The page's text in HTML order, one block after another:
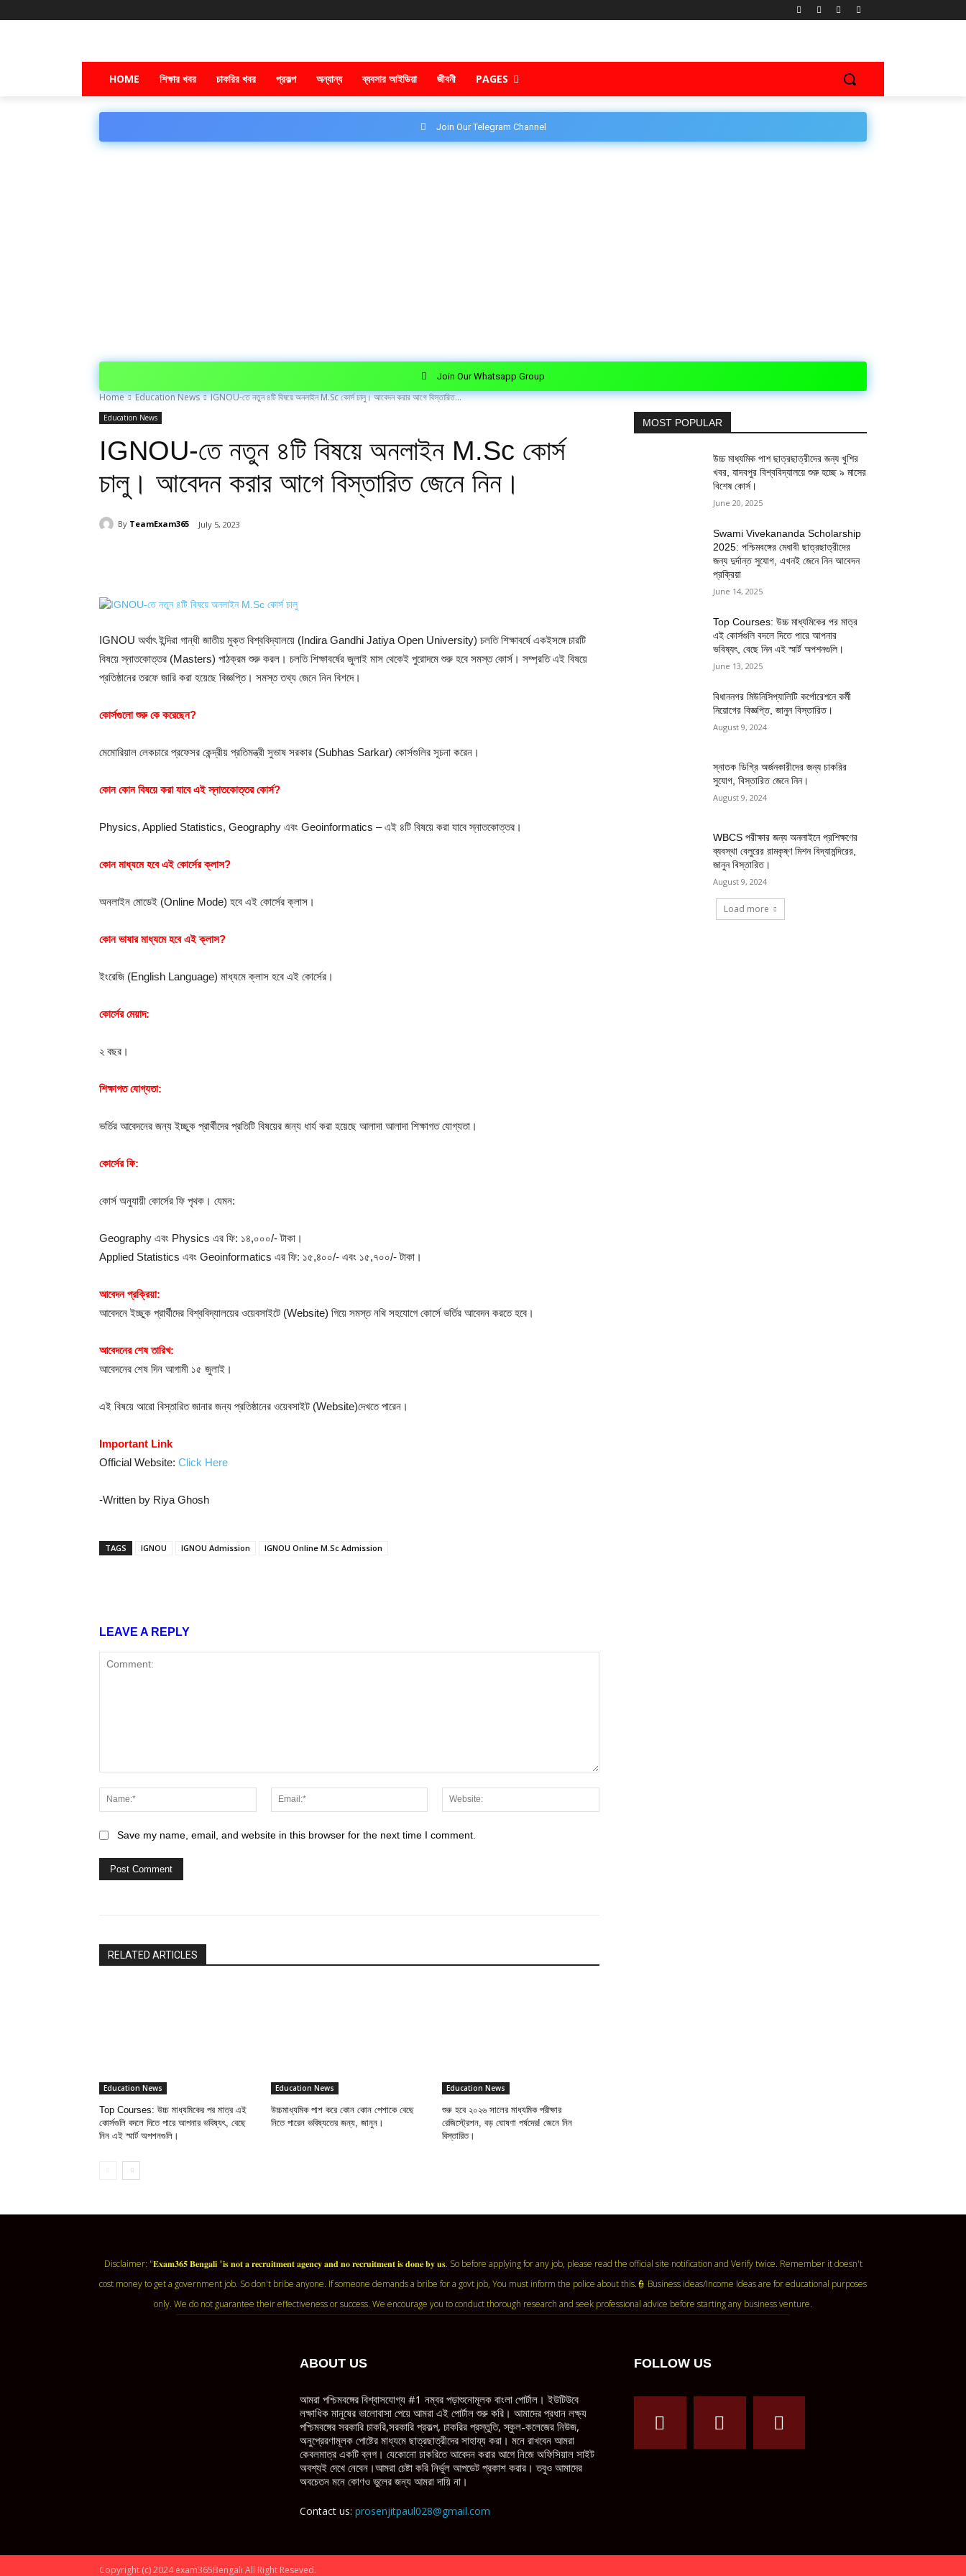
HOME শিক্ষার খবর চাকরির খবর প্রকল্প অন্যান্য ব্যবসার আইডিয়া জীবনী PAGES
Join Our Telegram Channel
Join Our Whatsapp Group
Home Education News IGNOU-তে নতুন ৪টি বিষয়ে অনলাইন M.Sc কোর্স চালু। আবেদন করার আগে বিস্তারিত...
Education News
IGNOU-তে নতুন ৪টি বিষয়ে অনলাইন M.Sc কোর্স
চালু। আবেদন করার আগে বিস্তারিত জেনে নিন।
By TeamExam365 July 5, 2023
IGNOU অর্থাৎ ইন্দিরা গান্ধী জাতীয় মুক্ত বিশ্ববিদ্যালয়ে (Indira Gandhi Jatiya Open University) চলতি শিক্ষাবর্ষে একইসঙ্গে চারটি
বিষয়ে স্নাতকোত্তর (Masters) পাঠক্রম শুরু করল। চলতি শিক্ষাবর্ষের জুলাই মাস থেকেই পুরোদমে শুরু হবে সমস্ত কোর্স। সম্প্রতি এই বিষয়ে
প্রতিষ্ঠানের তরফে জারি করা হয়েছে বিজ্ঞপ্তি। সমস্ত তথ্য জেনে নিন বিশদে।
কোর্সগুলো শুরু কে করেছেন?
মেমোরিয়াল লেকচারে প্রফেসর কেন্দ্রীয় প্রতিমন্ত্রী সুভাষ সরকার (Subhas Sarkar) কোর্সগুলির সূচনা করেন।
কোন কোন বিষয়ে করা যাবে এই স্নাতকোত্তর কোর্স?
Physics, Applied Statistics, Geography এবং Geoinformatics – এই ৪টি বিষয়ে করা যাবে স্নাতকোত্তর।
কোন মাধ্যমে হবে এই কোর্সের ক্লাস?
অনলাইন মোডেই (Online Mode) হবে এই কোর্সের ক্লাস।
কোন ভাষার মাধ্যমে হবে এই ক্লাস?
ইংরেজি (English Language) মাধ্যমে ক্লাস হবে এই কোর্সের।
কোর্সের মেয়াদ:
২ বছর।
শিক্ষাগত যোগ্যতা:
ভর্তির আবেদনের জন্য ইচ্ছুক প্রার্থীদের প্রতিটি বিষয়ের জন্য ধার্য করা হয়েছে আলাদা আলাদা শিক্ষাগত যোগ্যতা।
কোর্সের ফি:
কোর্স অনুযায়ী কোর্সের ফি পৃথক। যেমন:
Geography এবং Physics এর ফি: ১৪,০০০/- টাকা।
Applied Statistics এবং Geoinformatics এর ফি: ১৫,৪০০/- এবং ১৫,৭০০/- টাকা।
আবেদন প্রক্রিয়া:
আবেদনে ইচ্ছুক প্রার্থীদের বিশ্ববিদ্যালয়ের ওয়েবসাইটে (Website) গিয়ে সমস্ত নথি সহযোগে কোর্সে ভর্তির আবেদন করতে হবে।
আবেদনের শেষ তারিখ:
আবেদনের শেষ দিন আগামী ১৫ জুলাই।
এই বিষয়ে আরো বিস্তারিত জানার জন্য প্রতিষ্ঠানের ওয়েবসাইট (Website)দেখতে পারেন।
Important Link
Official Website: Click Here
-Written by Riya Ghosh
TAGS IGNOU IGNOU Admission IGNOU Online M.Sc Admission
LEAVE A REPLY
Name:*
Email:*
Save my name, email, and website in this browser for the next time I comment.
RELATED ARTICLES
Education News
Top Courses: উচ্চ মাধ্যমিকের পর মাত্র এই
কোর্সগুলি বদলে দিতে পারে আপনার ভবিষ্যৎ, বেছে
নিন এই স্মার্ট অপশনগুলি।
Education News
উচ্চমাধ্যমিক পাশ করে কোন কোন পেশাকে বেছে
নিতে পারেন ভবিষ্যতের জন্য, জানুন।
Education News
শুরু হবে ২০২৬ সালের মাধ্যমিক পরীক্ষার
রেজিস্ট্রেশন, বড় ঘোষণা পর্ষদের! জেনে নিন
বিস্তারিত।
MOST POPULAR
উচ্চ মাধ্যমিক পাশ ছাত্রছাত্রীদের জন্য খুশির
খবর, যাদবপুর বিশ্ববিদ্যালয়ে শুরু হচ্ছে ৯ মাসের
বিশেষ কোর্স।
June 20, 2025
Swami Vivekananda Scholarship
2025: পশ্চিমবঙ্গের মেধাবী ছাত্রছাত্রীদের
জন্য দুর্দান্ত সুযোগ, এখনই জেনে নিন আবেদন
প্রক্রিয়া
June 14, 2025
Top Courses: উচ্চ মাধ্যমিকের পর মাত্র
এই কোর্সগুলি বদলে দিতে পারে আপনার
ভবিষ্যৎ, বেছে নিন এই স্মার্ট অপশনগুলি।
June 13, 2025
বিধাননগর মিউনিসিপ্যালিটি কর্পোরেশনে কর্মী
নিয়োগের বিজ্ঞপ্তি, জানুন বিস্তারিত।
August 9, 2024
স্নাতক ডিগ্রি অর্জনকারীদের জন্য চাকরির
সুযোগ, বিস্তারিত জেনে নিন।
August 9, 2024
WBCS পরীক্ষার জন্য অনলাইনে প্রশিক্ষণের
ব্যবস্থা বেলুরের রামকৃষ্ণ মিশন বিদ্যামন্দিরের,
জানুন বিস্তারিত।
August 9, 2024
Load more
Disclaimer: "𝐄𝐱𝐚𝐦𝟑𝟔𝟓 𝐁𝐞𝐧𝐠𝐚𝐥𝐢 "𝐢𝐬 𝐧𝐨𝐭 𝐚 𝐫𝐞𝐜𝐫𝐮𝐢𝐭𝐦𝐞𝐧𝐭 𝐚𝐠𝐞𝐧𝐜𝐲 𝐚𝐧𝐝 𝐧𝐨 𝐫𝐞𝐜𝐫𝐮𝐢𝐭𝐦𝐞𝐧𝐭 𝐢𝐬 𝐝𝐨𝐧𝐞 𝐛𝐲 𝐮𝐬. So before applying for any job, please read the official site notification and Verify twice. Remember it doesn't
cost money to get a government job. So don't bribe anyone. If someone demands a bribe for a govt job, You must inform the police about this.👮 Business ideas/Income Ideas are for educational purposes
only. We do not guarantee their effectiveness or success. We encourage you to conduct thorough research and seek professional advice before starting any business venture.
ABOUT US
আমরা পশ্চিমবঙ্গের বিশ্বাসযোগ্য #1 নম্বর পড়াশুনোমূলক বাংলা পোর্টাল। ইউটিউবে
লক্ষাধিক মানুষের ভালোবাসা পেয়ে আমরা এই পোর্টাল শুরু করি। আমাদের প্রধান লক্ষ্য
পশ্চিমবঙ্গের সরকারি চাকরি,সরকারি প্রকল্প, চাকরির প্রস্তুতি, স্কুল-কলেজের নিউজ,
অনুপ্রেরণামূলক পোষ্টের মাধ্যমে ছাত্রছাত্রীদের সাহায্য করা। মনে রাখবেন আমরা
কেবলমাত্র একটি ব্লগ। যেকোনো চাকরিতে আবেদন করার আগে নিজে অফিসিয়াল সাইট
অবশ্যই দেখে নেবেন।আমরা চেষ্টা করি নির্ভুল আপডেট প্রকাশ করার। তবুও আমাদের
অবচেতন মনে কোণও ভুলের জন্য আমরা দায়ি না।
Contact us: prosenjitpaul028@gmail.com
FOLLOW US
Copyright (c) 2024 exam365Bengali All Right Reseved.